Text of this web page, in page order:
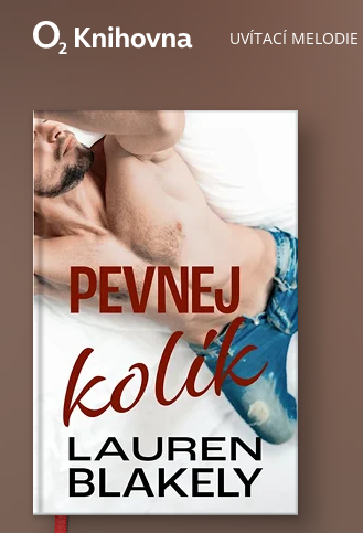
UVÍTACÍ MELODIE